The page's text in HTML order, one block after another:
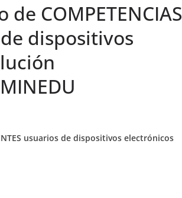
COMPETENCIAS
de dispositivos
usuarios de dispositivos electrónicos